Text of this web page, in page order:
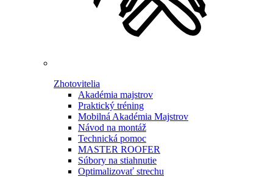
Zhotovitelia
Akadémia majstrov
Praktický tréning
Mobilná Akadémia Majstrov
Návod na montáž
Technická pomoc
MASTER ROOFER
Súbory na stiahnutie
Optimalizovať strechu